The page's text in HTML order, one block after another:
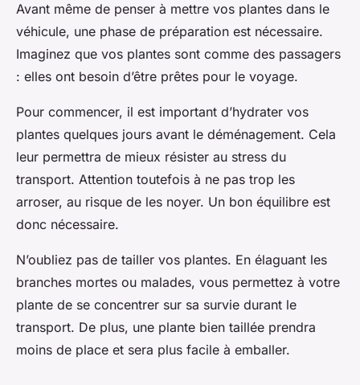
Avant même de penser à mettre vos plantes dans le
véhicule, une phase de préparation est nécessaire.
Imaginez que vos plantes sont comme des passagers
: elles ont besoin d’être prêtes pour le voyage.
Pour commencer, il est important d’hydrater vos
plantes quelques jours avant le déménagement. Cela
leur permettra de mieux résister au stress du
transport. Attention toutefois à ne pas trop les
arroser, au risque de les noyer. Un bon équilibre est
donc nécessaire.
N’oubliez pas de tailler vos plantes. En élaguant les
branches mortes ou malades, vous permettez à votre
plante de se concentrer sur sa survie durant le
transport. De plus, une plante bien taillée prendra
moins de place et sera plus facile à emballer.